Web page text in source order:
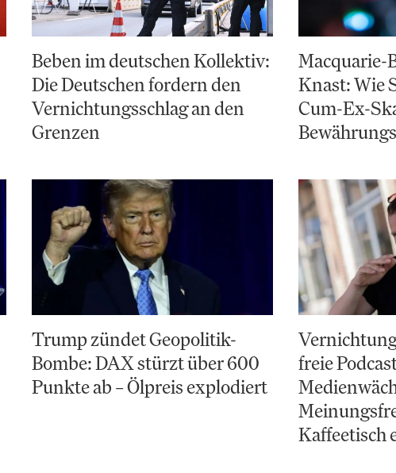
Beben im deutschen Kollektiv:
Die Deutschen fordern den
Vernichtungsschlag an den
Grenzen
Macquarie-
Knast: Wie
Cum-Ex-
Trump zündet Geopolitik-
Bombe: DAX stürzt über 600
Punkte ab – Ölpreis explodiert
freie
Kaffeetisch